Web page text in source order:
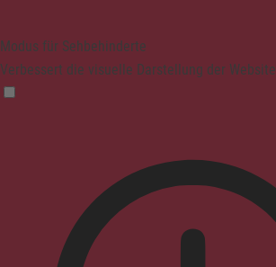
Modus für Sehbehinderte
Verbessert die visuelle Darstellung der Website